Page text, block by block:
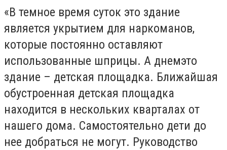
«В темное время суток это здание
является укрытием для наркоманов,
которые постоянно оставляют
использованные шприцы. А днемэто
здание – детская площадка. Ближайшая
обустроенная детская площадка
находится в нескольких кварталах от
нашего дома. Самостоятельно дети до
нее добраться не могут. Руководство